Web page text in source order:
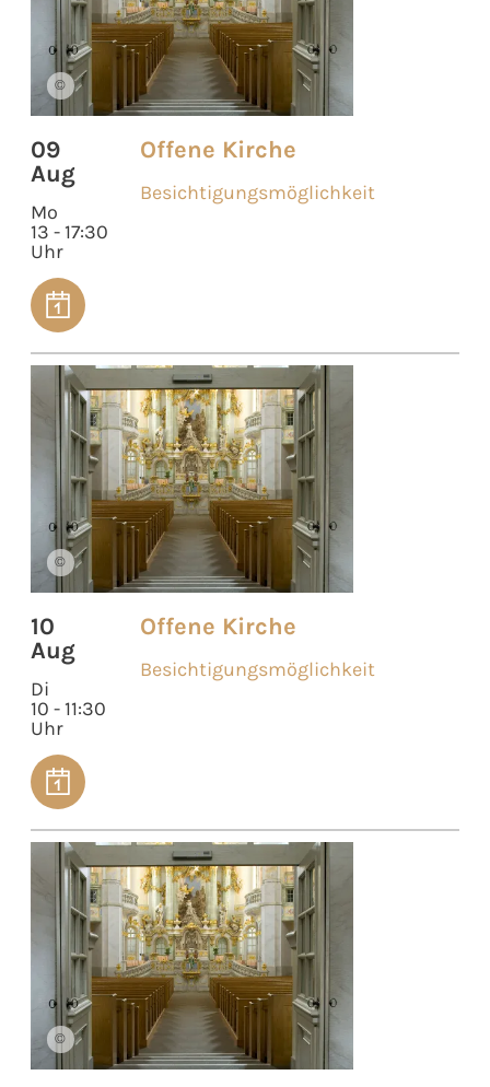
©
09
Aug
Mo
13 - 17:30
Uhr
Offene Kirche
Besichtigungsmöglichkeit
©
10
Aug
Di
10 - 11:30
Uhr
Offene Kirche
Besichtigungsmöglichkeit
©